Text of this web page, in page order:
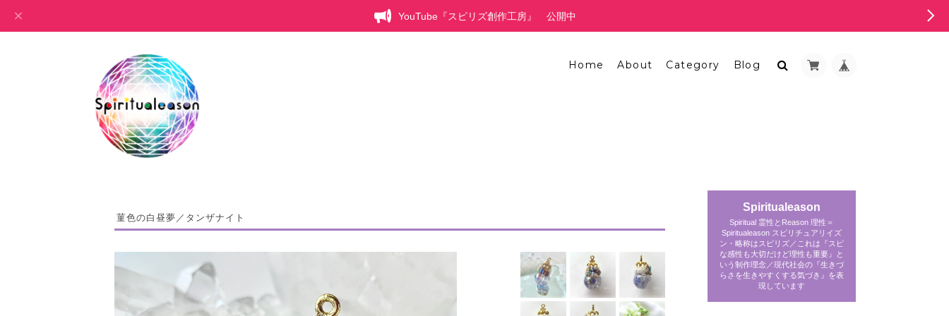
YouTube『スピリズ創作工房』 公開中
Home About Category Blog
菫色の白昼夢／タンザナイト
Spiritualeason
Spiritual 霊性とReason 理性＝
Spiritualeason スピリチュアリイズ
ン・略称はスピリズ／これは『スピ
な感性も大切だけど理性も重要』と
いう制作理念／現代社会の『生きづ
らさを生きやすくする気づき』を表
現しています